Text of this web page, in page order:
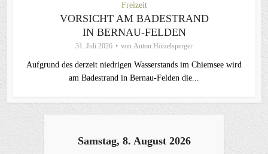
Freizeit
VORSICHT AM BADESTRAND
IN BERNAU-FELDEN
31. Juli 2026 von Anton Hötzelsperger
Aufgrund des derzeit niedrigen Wasserstands im Chiemsee wird
am Badestrand in Bernau-Felden die...
Samstag, 8. August 2026